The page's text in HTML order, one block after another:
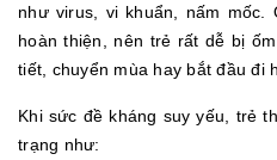
như virus, vi khuẩn, nấm
hoàn thiện, nên trẻ rất dễ bị
tiết, chuyển mùa hay bắt đầu đi
Khi sức đề kháng suy yếu, trẻ
trạng như: